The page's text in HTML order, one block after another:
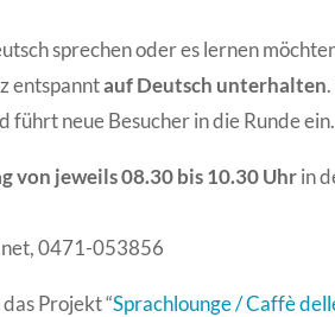
sprechen oder es lernen
entspanntauf Deutsch unterhalten
neue Besucher in die Runde ein.
von jeweils 08.30 bis 10.30 Uhrin
0471-053856
Projekt “Sprachlounge / Caffè